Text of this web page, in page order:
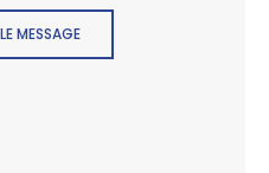
MESSAGE